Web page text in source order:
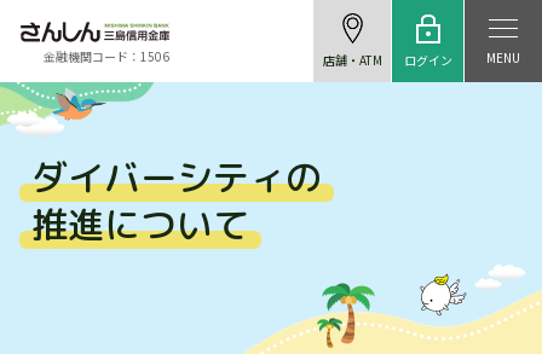
金融機関コード：1506 店舗・ATM ログイン MENU
ダイバーシティの
推進について